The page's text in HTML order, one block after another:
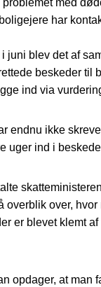
problemet med
har
juni blev det af
beskeder til
ind via
endnu ikke
uger ind i
overblik over, hvor
er blevet klemt
opdager, at man